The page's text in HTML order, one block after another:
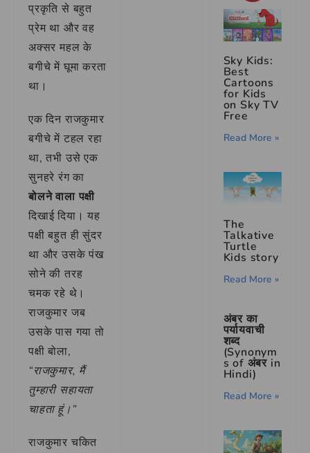
प्रकृति से बहुत
प्रेम था और वह
अक्सर महल के
बगीचे में घूमा करता
था।
एक दिन राजकुमार
बगीचे में टहल रहा
था, तभी उसे एक
सुनहरे रंग का
बोलने वाला पक्षी
दिखाई दिया। यह
पक्षी बहुत ही सुंदर
था और उसके पंख
सोने की तरह
चमक रहे थे।
राजकुमार जब
उसके पास गया तो
पक्षी बोला,
“राजकुमार, मैं
तुम्हारी सहायता
चाहता हूं।”
राजकुमार चकित
Sky Kids:
Best
Cartoons
for Kids
on Sky TV
Free
Read More »
The
Talkative
Turtle
Kids story
Read More »
अंबर का
पर्यायवाची
शब्द
(Synonym
s of अंबर in
Hindi)
Read More »